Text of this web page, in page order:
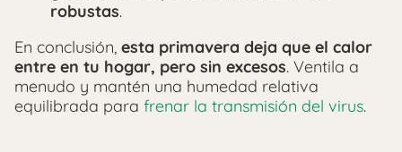
robustas.
En conclusión, esta primavera deja que el calor
entre en tu hogar, pero sin excesos. Ventila a
menudo y mantén una humedad relativa
equilibrada para frenar la transmisión del virus.